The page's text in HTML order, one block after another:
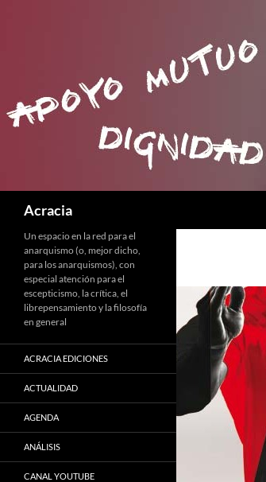
Acracia
Un espacio en la red para el
anarquismo (o, mejor dicho,
para los anarquismos), con
especial atención para el
escepticismo, la crítica, el
librepensamiento y la filosofía
en general
ACRACIA EDICIONES
ACTUALIDAD
AGENDA
ANÁLISIS
CANAL YOUTUBE